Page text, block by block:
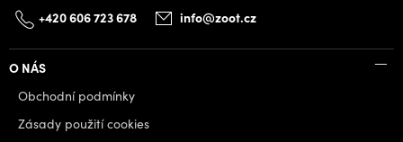
+420 606 723 678 info@zoot.cz
O NÁS
Obchodní podmínky
Zásady použití cookies